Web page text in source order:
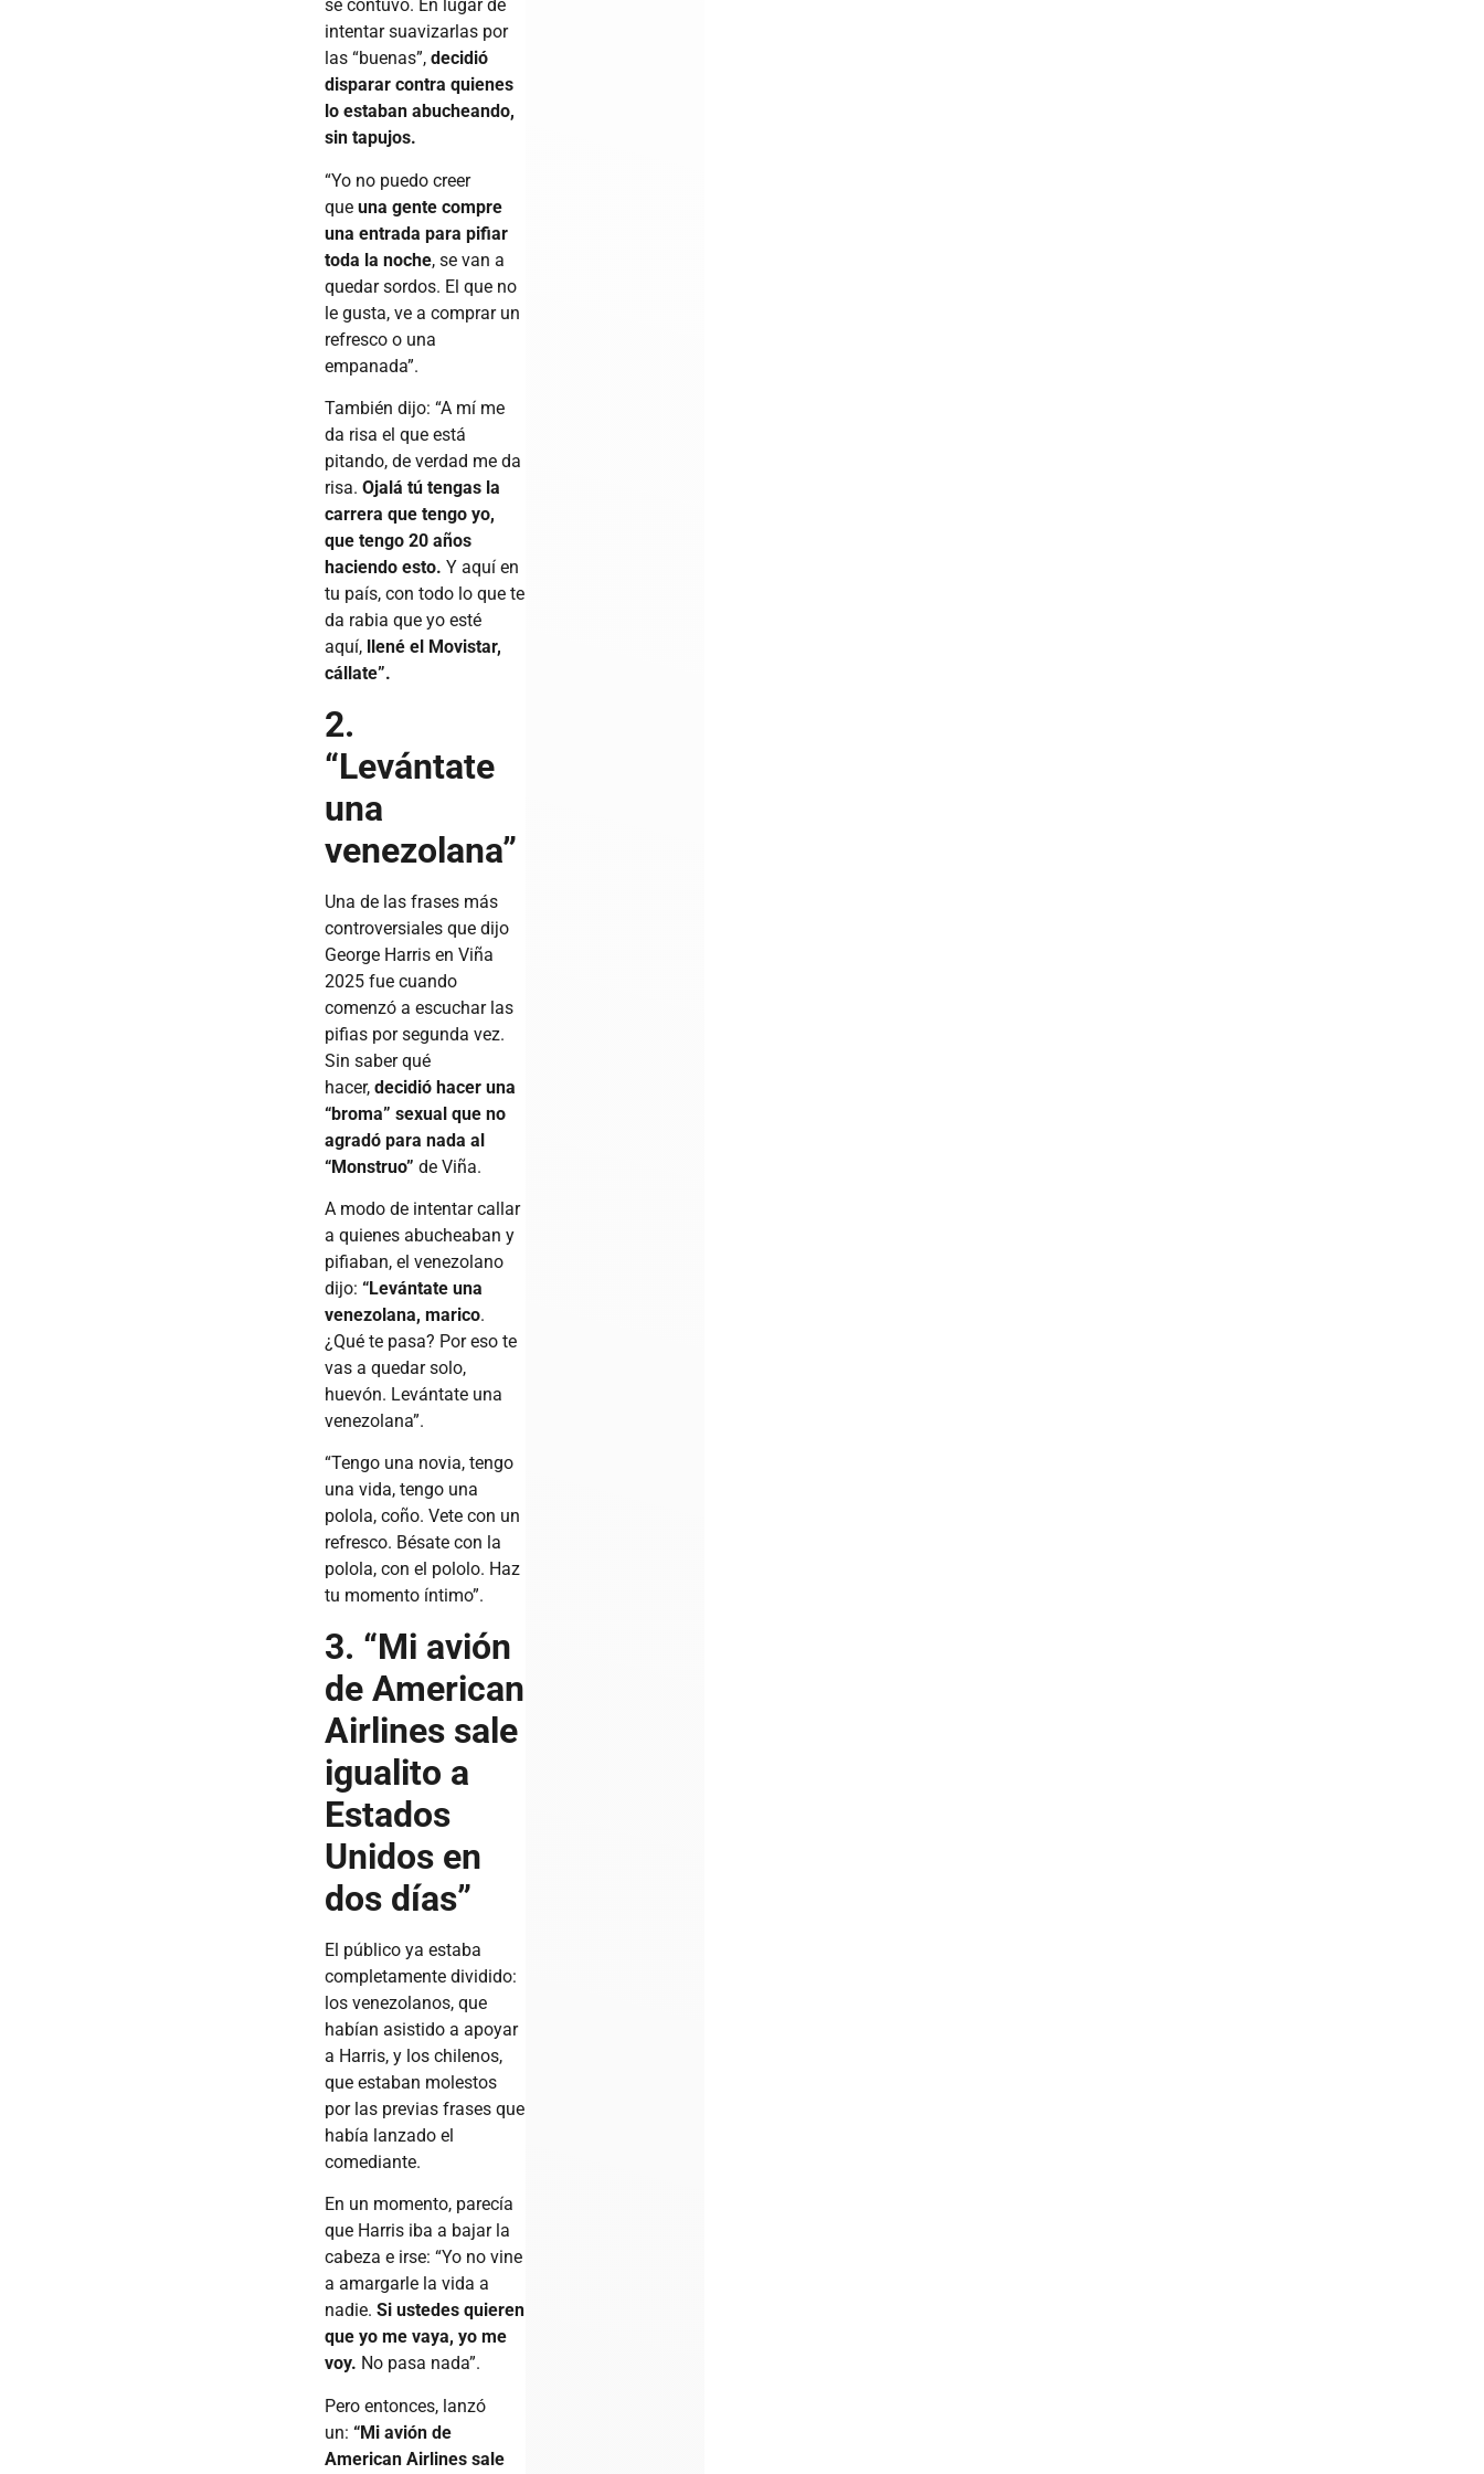
se contuvo. En lugar de
intentar suavizarlas por
las “buenas”,decidió
disparar contra quienes
lo estaban abucheando,
sin tapujos.
“Yo no puedo creer
queuna gente compre
una entrada para pifiar
toda la noche, se van a
quedar sordos. El que no
le gusta, ve a comprar un
refresco o una
empanada”.
También dijo: “A mí me
da risa el que está
pitando, de verdad me da
risa.Ojalá tú tengas la
carrera que tengo yo,
que tengo 20 años
haciendo esto.Y aquí en
tu país, con todo lo que te
da rabia que yo esté
aquí,
llené el Movistar,
cállate”.
2.
“Levántate
una
venezolana”
Una de las frases más
controversiales que dijo
George Harris en Viña
2025 fue cuando
comenzó a escuchar las
pifias por segunda vez.
Sin saber qué
hacer,decidió hacer una
“broma” sexual que no
agradó para nada al
“Monstruo” de Viña.
A modo de intentar callar
a quienes abucheaban y
pifiaban, el venezolano
dijo:“Levántate una
venezolana, marico.
¿Qué te pasa? Por eso te
vas a quedar solo,
huevón. Levántate una
venezolana”.
“Tengo una novia, tengo
una vida, tengo una
polola, coño. Vete con un
refresco. Bésate con la
polola, con el pololo. Haz
tu momento íntimo”.
3. “Mi avión
de American
Airlines sale
igualito a
Estados
Unidos en
dos días”
El público ya estaba
completamente dividido:
los venezolanos, que
habían asistido a apoyar
a Harris, y los chilenos,
que estaban molestos
por las previas frases que
había lanzado el
comediante.
En un momento, parecía
que Harris iba a bajar la
cabeza e irse: “Yo no vine
a amargarle la vida a
nadie. Si ustedes quieren
que yo me vaya, yo me
voy. No pasa nada”.
Pero entonces, lanzó
un:“Mi avión de
American Airlines sale